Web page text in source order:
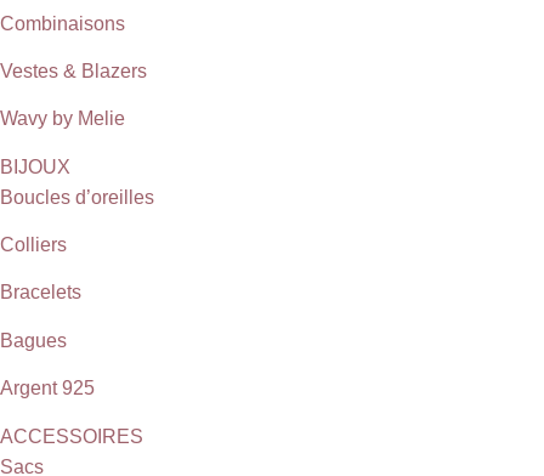
Combinaisons
Vestes & Blazers
Wavy by Melie
BIJOUX
Boucles d’oreilles
Colliers
Bracelets
Bagues
Argent 925
ACCESSOIRES
Sacs